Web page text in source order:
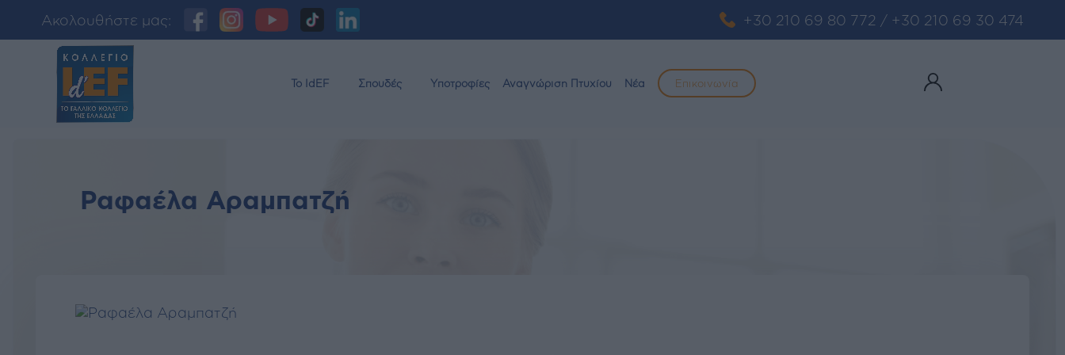
Ακολουθήστε μας: +30 210 69 80 772 / +30 210 69 30 474
Το IdEF Σπουδές Υποτροφίες Αναγνώριση Πτυχίου Νέα Επικοινωνία
Ραφαέλα Αραμπατζή